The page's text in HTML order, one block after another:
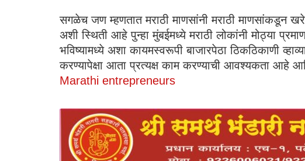
सगळेच जण म्हणतात मराठी माणसांनी मराठी माणसांकडून
अशी स्थिती आहे पुन्हा मुंबईमध्ये मराठी लोकांनी मोठ्या
भविष्यामध्ये अशा कायमस्वरूपी बाजारपेठा ठिकठिकाणी
करण्यापेक्षा आता प्रत्यक्ष काम करण्याची आवश्यकता आहे
Marathi entrepreneurs